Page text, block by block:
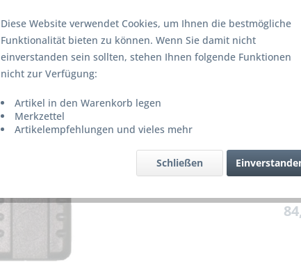
inkl.
Diese Website verwendet Cookies, um Ihnen die bestmögliche
Funktionalität bieten zu können. Wenn Sie damit nicht
einverstanden sein sollten, stehen Ihnen folgende Funktionen
nicht zur Verfügung:
Artikel in den Warenkorb legen
Merkzettel
Artikelempfehlungen und vieles mehr
Schließen